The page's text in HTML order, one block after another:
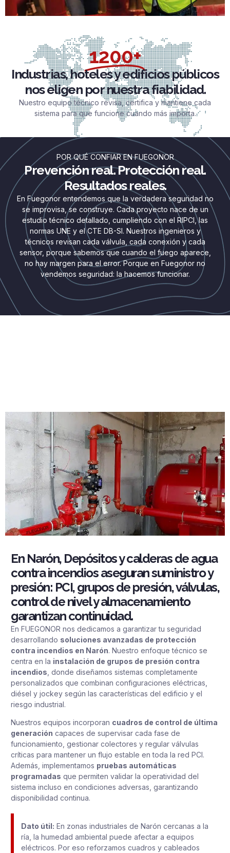
1200+
Industrias, hoteles y edificios públicos
nos eligen por nuestra fiabilidad.
Nuestro equipo técnico revisa, certifica y mantiene cada
sistema para que funcione cuando más importa.
POR QUÉ CONFIAR EN FUEGONOR
Prevención real. Protección real.
Resultados reales.
En Fuegonor entendemos que la verdadera seguridad no
se improvisa, se construye. Cada proyecto nace de un
estudio técnico detallado, cumpliendo con el RIPCI, las
normas UNE y el CTE DB-SI. Nuestros ingenieros y
técnicos revisan cada válvula, cada conexión y cada
sensor, porque sabemos que cuando el fuego aparece,
no hay margen para el error. Porque en Fuegonor no
vendemos seguridad: la hacemos funcionar.
En Narón, Depósitos y calderas de agua
contra incendios aseguran suministro y
presión: PCI, grupos de presión, válvulas,
control de nivel y almacenamiento
garantizan continuidad.
En FUEGONOR nos dedicamos a garantizar tu seguridad
desarrollando soluciones avanzadas de protección
contra incendios en Narón. Nuestro enfoque técnico se
centra en la instalación de grupos de presión contra
incendios , donde diseñamos sistemas completamente
personalizados que combinan configuraciones eléctricas,
diésel y jockey según las características del edificio y el
riesgo industrial.
Nuestros equipos incorporan cuadros de control de última
generación capaces de supervisar cada fase de
funcionamiento, gestionar colectores y regular válvulas
críticas para mantener un flujo estable en toda la red PCI.
Además, implementamos pruebas automáticas
programadas que permiten validar la operatividad del
sistema incluso en condiciones adversas, garantizando
disponibilidad continua.
Dato útil: En zonas industriales de Narón cercanas a la
ría, la humedad ambiental puede afectar a equipos
eléctricos. Por eso reforzamos cuadros y cableados